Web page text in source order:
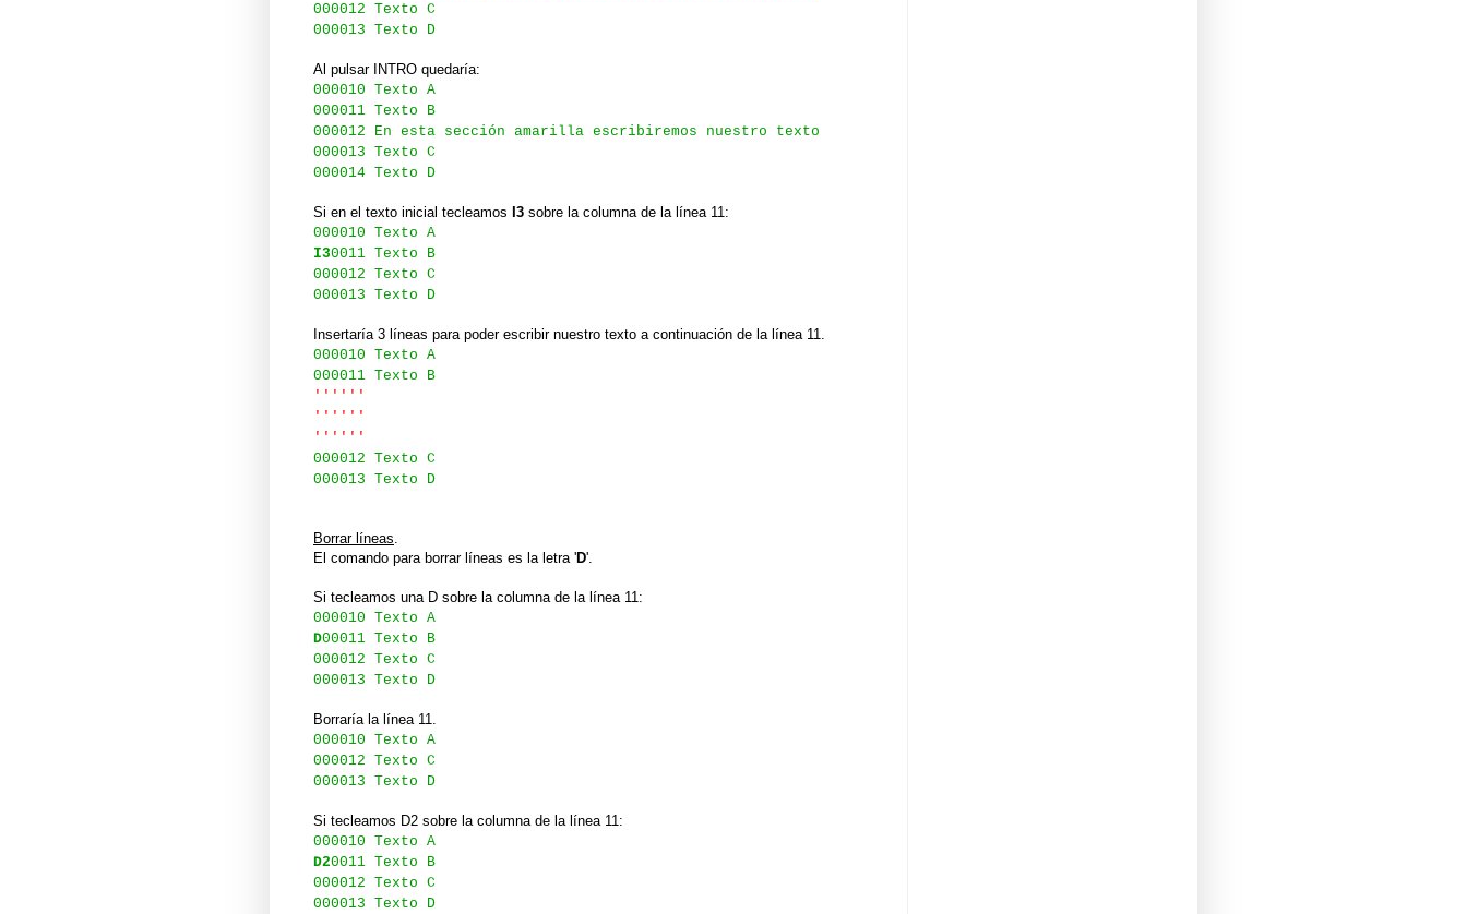
000012 Texto C
000013 Texto D
Al pulsar INTRO quedaría:
000010 Texto A
000011 Texto B
000012 En esta sección amarilla escribiremos nuestro texto
000013 Texto C
000014 Texto D
Si en el texto inicial tecleamos I3 sobre la columna de la línea 11:
000010 Texto A
I30011 Texto B
000012 Texto C
000013 Texto D
Insertaría 3 líneas para poder escribir nuestro texto a continuación de la línea 11.
000010 Texto A
000011 Texto B
''''''
''''''
''''''
000012 Texto C
000013 Texto D
Borrar líneas.
El comando para borrar líneas es la letra 'D'.
Si tecleamos una D sobre la columna de la línea 11:
000010 Texto A
D00011 Texto B
000012 Texto C
000013 Texto D
Borraría la línea 11.
000010 Texto A
000012 Texto C
000013 Texto D
Si tecleamos D2 sobre la columna de la línea 11:
000010 Texto A
D20011 Texto B
000012 Texto C
000013 Texto D